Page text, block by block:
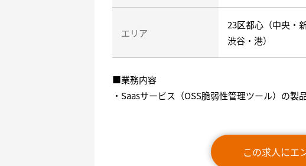
エリア
23区都心（中央・
渋谷・港）
■業務内容
・Saasサービス（OSS脆弱性管理ツール）の
この求人にエ